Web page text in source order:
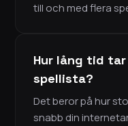
till och med flera
Hur lång tid
spellista?
Det beror på hur
snabb din